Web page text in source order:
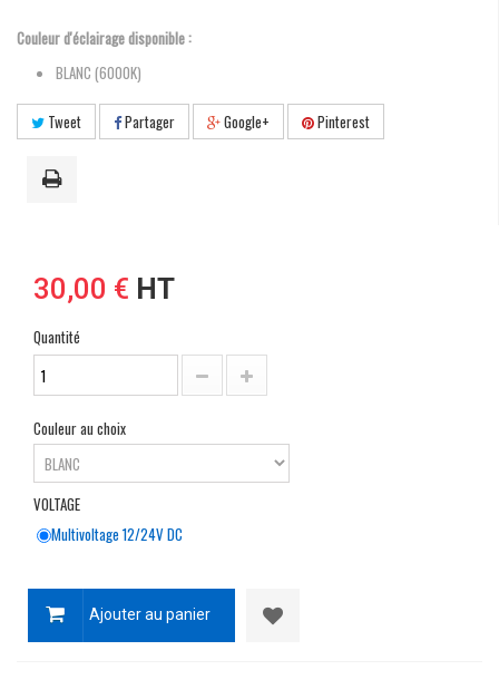
Couleur d'éclairage disponible :
BLANC (6000K)
Tweet Partager Google+ Pinterest
30,00 € HT
Quantité
Couleur au choix
VOLTAGE
Multivoltage 12/24V DC
Ajouter au panier